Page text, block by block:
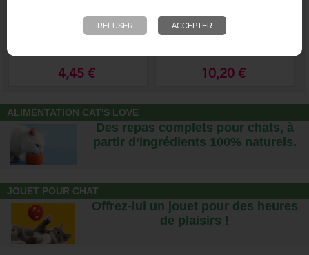
Gamelle pour chien en
4,45 €
Set de voyage, gamelles
10,20 €
ALIMENTATION CAT'S LOVE
Des repas complets pour chats, à
partir d’ingrédients 100% naturels.
JOUET POUR CHAT
Offrez-lui un jouet pour des heures
de plaisirs !